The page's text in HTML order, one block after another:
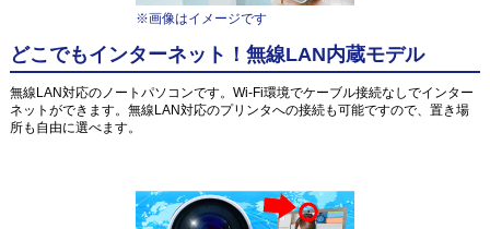
※画像はイメージです
どこでもインターネット！無線LAN内蔵モデル
無線LAN対応のノートパソコンです。Wi-Fi環境でケーブル接続なしでインター
ネットができます。無線LAN対応のプリンタへの接続も可能ですので、置き場
所も自由に選べます。